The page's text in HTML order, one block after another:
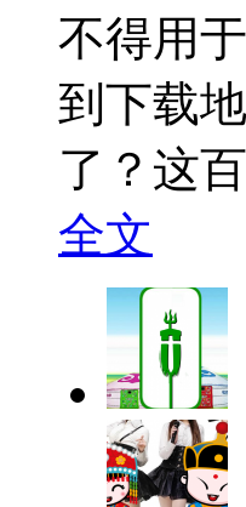
不得用
到下载
了？这
全文